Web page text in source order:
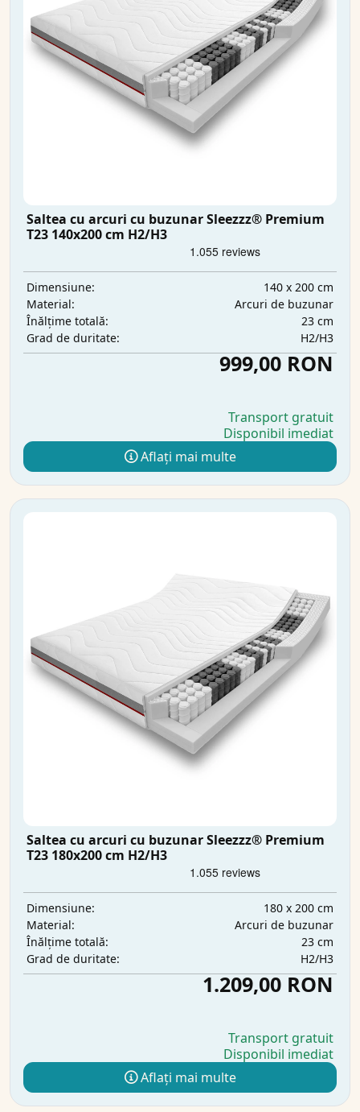
Saltea cu arcuri cu buzunar Sleezzz® Premium
T23 140x200 cm H2/H3
Dimensiune:
140 x 200 cm
Material:
Arcuri de buzunar
Înălțime totală:
23 cm
Grad de duritate:
H2/H3
999,00 RON
Transport gratuit
Disponibil imediat
Aflați mai multe
Saltea cu arcuri cu buzunar Sleezzz® Premium
T23 180x200 cm H2/H3
Dimensiune:
180 x 200 cm
Material:
Arcuri de buzunar
Înălțime totală:
23 cm
Grad de duritate:
H2/H3
1.209,00 RON
Transport gratuit
Disponibil imediat
Aflați mai multe